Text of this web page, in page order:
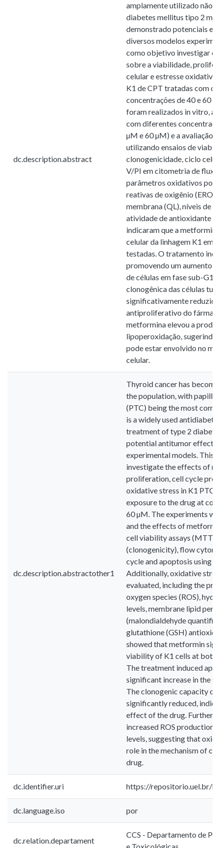
dc.description.abstract
amplamente utilizado não
diabetes mellitus tipo 2
demonstrado potenciais
diversos modelos
como objetivo investigar o
sobre a viabilidade,
celular e estresse oxidativo
K1 de CPT tratadas com o
concentrações de 40 e 60
foram realizados in vitro,
com diferentes
µM e 60 µM) e a avaliação
utilizando ensaios de
clonogenicidade, ciclo
V/PI em citometria de
parâmetros oxidativos por
reativas de oxigênio
membrana (QL), níveis de
atividade de antioxidante
indicaram que a
celular da linhagem K1 em
testadas. O tratamento
promovendo um aumento
de células em fase sub-G1.
clonogênica das células
significativamente
antiproliferativo do
metformina elevou a
lipoperoxidação, sugerindo
pode estar envolvido no
celular.
dc.description.abstractother1
Thyroid cancer has
the population, with
(PTC) being the most
is a widely used
treatment of type 2
potential antitumor effects
experimental models. This
investigate the effects of
proliferation, cell cycle
oxidative stress in K1 PTC
exposure to the drug at
60 µM. The experiments
and the effects of
cell viability assays (MTT),
(clonogenicity), flow
cycle and apoptosis using
Additionally, oxidative
evaluated, including the
oxygen species (ROS),
levels, membrane lipid
(malondialdehyde
glutathione (GSH)
showed that metformin
viability of K1 cells at both
The treatment induced
significant increase in the
The clonogenic capacity of
significantly reduced,
effect of the drug.
increased ROS production
levels, suggesting that
role in the mechanism of
drug.
dc.identifier.uri https://repositorio.uel.br/
dc.language.iso por
dc.relation.departament
CCS - Departamento de